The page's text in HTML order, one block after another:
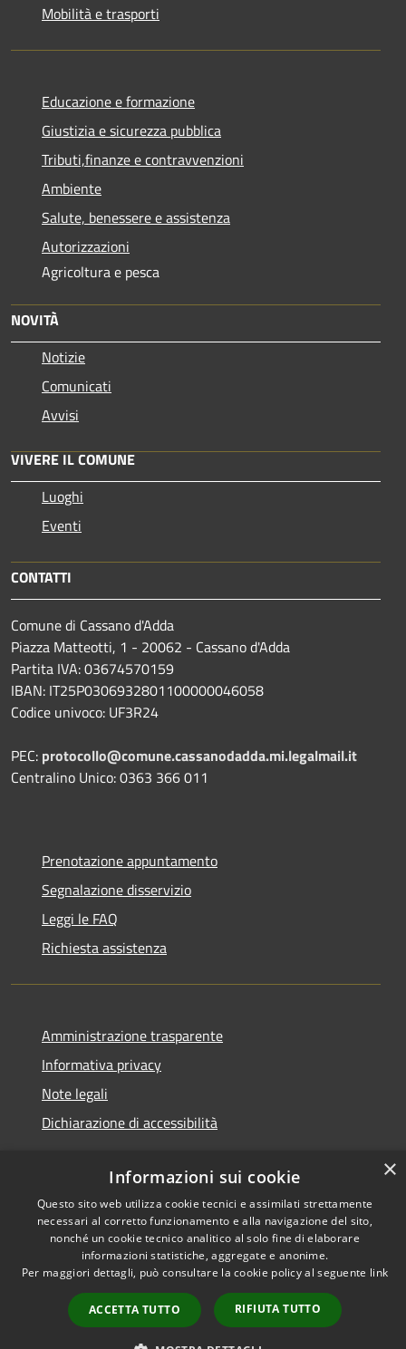
Mobilità e trasporti
Educazione e formazione
Giustizia e sicurezza pubblica
Tributi,finanze e contravvenzioni
Ambiente
Salute, benessere e assistenza
Autorizzazioni
Agricoltura e pesca
NOVITÀ
Notizie
Comunicati
Avvisi
VIVERE IL COMUNE
Luoghi
Eventi
CONTATTI
Comune di Cassano d'Adda
Piazza Matteotti, 1 - 20062 - Cassano d'Adda
Partita IVA: 03674570159
IBAN: IT25P0306932801100000046058
Codice univoco: UF3R24
PEC: protocollo@comune.cassanodadda.mi.legalmail.it
Centralino Unico: 0363 366 011
Prenotazione appuntamento
Segnalazione disservizio
Leggi le FAQ
Richiesta assistenza
Amministrazione trasparente
Informativa privacy
Note legali
Dichiarazione di accessibilità
RSS
Accessibilità
Cookie
Mappa del sito
Copyright © 2026 • Comune di
Cassano d'Adda • Powered by
Municipium•Accesso
redazione
×
Informazioni sui cookie
Questo sito web utilizza cookie tecnici e assimilati strettamente
necessari al corretto funzionamento e alla navigazione del sito,
nonché un cookie tecnico analitico al solo fine di elaborare
informazioni statistiche, aggregate e anonime.
Per maggiori dettagli, può consultare la cookie policy al seguente link
ACCETTA TUTTO RIFIUTA TUTTO